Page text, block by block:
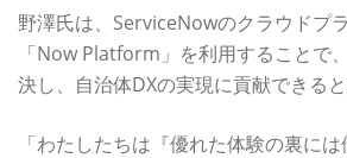
野澤氏は、ServiceNowのクラウドプ
「Now Platform」を利用することで
決し、自治体DXの実現に貢献できると
「わたしたちは『優れた体験の裏に